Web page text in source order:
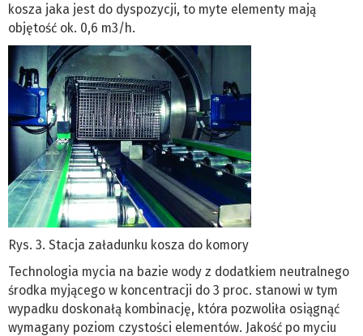
kosza jaka jest do dyspozycji, to myte elementy mają
objętość ok. 0,6 m3/h.
Rys. 3. Stacja załadunku kosza do komory
Technologia mycia na bazie wody z dodatkiem neutralnego
środka myjącego w koncentracji do 3 proc. stanowi w tym
wypadku doskonałą kombinację, która pozwoliła osiągnąć
wymagany poziom czystości elementów. Jakość po myciu